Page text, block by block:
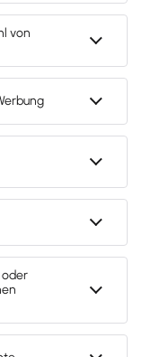
einem
Jahren im
brutto im
Abfindung
Sachlage